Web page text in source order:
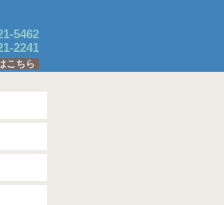
5462
2241
こちら